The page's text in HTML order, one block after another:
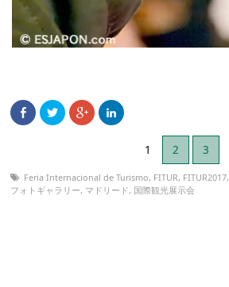
1 2 3
Feria Internacional de Turismo, FITUR, FITUR2017,
フォトギャラリー, マドリード, 国際観光展示会